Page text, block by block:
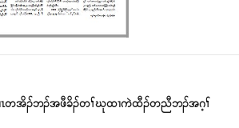
ၢၤတအိၣ်ဘၣ်အဖီခိၣ်တၢ်ဃုထၢကဲထီၣ်တညီဘၣ်အဂ့ၢ်